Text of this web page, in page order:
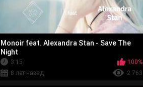
Monoir feat. Alexandra Stan - Save The
Night
3:15
100%
8 лет назад
2 763